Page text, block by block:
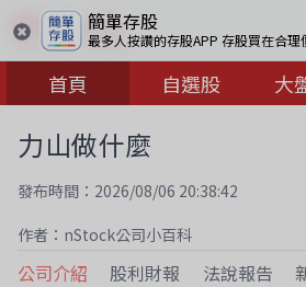
簡單存股
最多人按讚的存股APP 存股買在合理
首頁 自選股 大
力山做什麼
發布時間：2026/08/06 20:38:42
作者：nStock公司小百科
公司介紹 股利財報 法說報告